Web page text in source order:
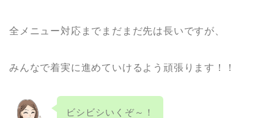
全メニュー対応までまだまだ先は長いですが、
みんなで着実に進めていけるよう頑張ります！！
ビシビシいくぞ～！